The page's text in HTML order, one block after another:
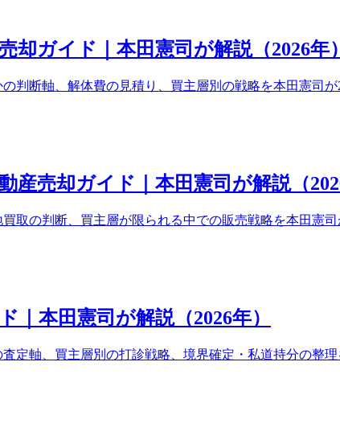
却ガイド｜本田憲司が解説（2026年）
判断軸、解体費の見積り、買主層別の戦略を本田憲司が
産売却ガイド｜本田憲司が解説（
取の判断、買主層が限られる中での販売戦略を本田憲司
｜本田憲司が解説（2026年）
定軸、買主層別の打診戦略、境界確定・私道持分の整理